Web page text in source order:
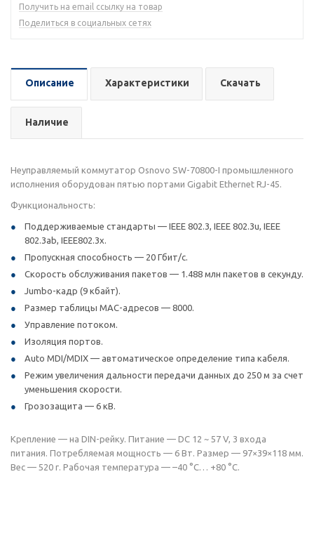
Получить на email ссылку на товар
Поделиться в социальных сетях
Описание Характеристики Скачать
Наличие
Неуправляемый коммутатор Osnovo SW-70800-I промышленного
исполнения оборудован пятью портами Gigabit Ethernet RJ-45.
Функциональность:
Поддерживаемые стандарты — IEEE 802.3, IEEE 802.3u, IEEE
802.3ab, IEEE802.3x.
Пропускная способность — 20 Гбит/с.
Скорость обслуживания пакетов — 1.488 млн пакетов в секунду.
Jumbo-кадр (9 кбайт).
Размер таблицы MAC-адресов — 8000.
Управление потоком.
Изоляция портов.
Auto MDI/MDIX — автоматическое определение типа кабеля.
Режим увеличения дальности передачи данных до 250 м за счет
уменьшения скорости.
Грозозащита — 6 кВ.
Крепление — на DIN-рейку. Питание — DC 12 ~ 57 V, 3 входа
питания. Потребляемая мощность — 6 Вт. Размер — 97×39×118 мм.
Вес — 520 г. Рабочая температура — –40 °C… +80 °C.